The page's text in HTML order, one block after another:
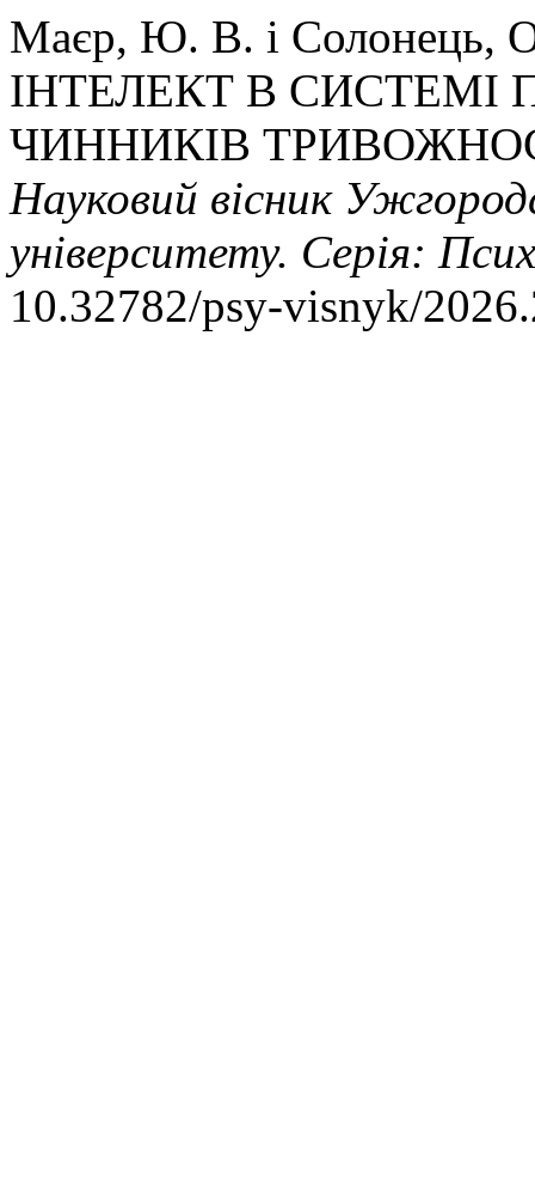
Маєр, Ю. В. і
ІНТЕЛЕКТ В СИСТЕМІ
ЧИННИКІВ
Науковий вісник
університету. Серія:
10.32782/psy-visnyk/